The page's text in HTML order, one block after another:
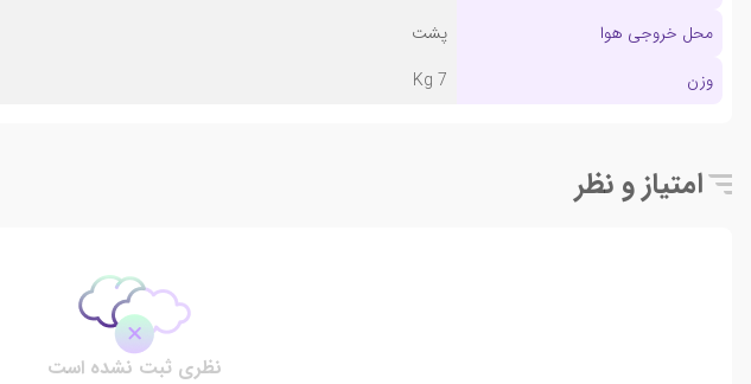
محل خروجی هوا
پشت
وزن
7 Kg
امتیاز و نظر
نظری ثبت نشده است